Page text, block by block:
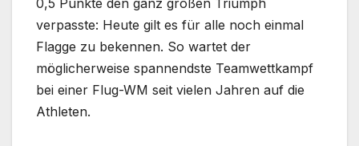
verpasste: Heute gilt es für alle noch einmal
Flagge zu bekennen. So wartet der
möglicherweise spannendste Teamwettkampf
bei einer Flug-WM seit vielen Jahren auf die
Athleten.